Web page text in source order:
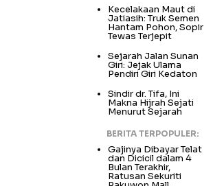
Kecelakaan Maut di
Jatiasih: Truk Semen
Hantam Pohon, Sopir
Tewas Terjepit
Sejarah Jalan Sunan
Giri: Jejak Ulama
Pendiri Giri Kedaton
Sindir dr. Tifa, Ini
Makna Hijrah Sejati
Menurut Sejarah
BERITA TERPOPULER:
Gajinya Dibayar Telat
dan Dicicil dalam 4
Bulan Terakhir,
Ratusan Sekuriti